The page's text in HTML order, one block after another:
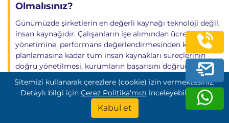
Olmalısınız?
Günümüzde şirketlerin en değerli kaynağı teknoloji değil,
insan kaynağıdır. Çalışanların işe alımından ücret
yönetimine, performans değerlendirmesinden kariyer
planlamasına kadar tüm insan kaynakları süreçlerinin
doğru yönetilmesi, kurumların başarısını doğrudan
etkiler. Özellikle binlerce çalışanı bulunan büyük ölçekli
işletmeler için bu süreçlerin manuel yöntemlerle
yönetilmesi hem zaman kaybına hem de operasyonel
hatalara neden olabilir. SAP tarafından geliştirilen SAP
Human Capital Management (SAP HCM), kurumların
Sitemizi kullanarak çerezlere (cookie) izin vermektesiniz.
Detaylı bilgi için Çerez Politika'mızı inceleyebilirsiniz.
Kabul et